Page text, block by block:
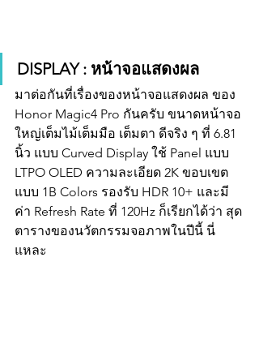
DISPLAY : หน้าจอแสดงผล
มาต่อกันที่เรื่องของหน้าจอแสดงผล ของ
Honor Magic4 Pro กันครับ ขนาดหน้าจอ
ใหญ่เต็มไม้เต็มมือ เต็มตา ดีจริง ๆ ที่ 6.81
นิ้ว แบบ Curved Display ใช้ Panel แบบ
LTPO OLED ความละเอียด 2K ขอบเขต
แบบ 1B Colors รองรับ HDR 10+ และมี
ค่า Refresh Rate ที่ 120Hz ก็เรียกได้ว่า สุด
ตารางของนวัตกรรมจอภาพในปีนี้ นี่
แหละ